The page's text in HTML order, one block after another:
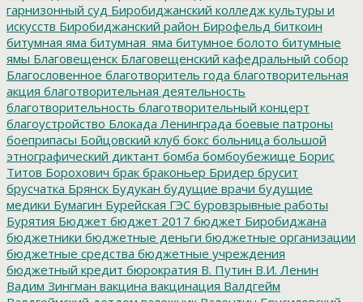
гарнизонный суд Биробиджанский колледж культуры и
искусств Биробиджанский район Бирофельд биткоин
битумная яма битумная_яма битумное болото битумные
ямы Благовещенск Благовещенский кафедральный собор
Благословенное благотворитель года благотворительная
акция благотворительная деятельность
благотворительность благотворительный концерт
благоустройство Блокада Ленинграда боевые патроны
боеприпасы Бойцовский клуб бокс больница большой
этнографический диктант бомба бомбоубежище Борис
Титов Борохович брак браконьер Бридер брусит
брусчатка Брянск Будукан будущие врачи будущие
медики Бумагин Бурейская ГЭС буровзрывные работы
Бурятия Бюджет бюджет 2017 бюджет Биробиджана
бюджетники бюджетные деньги бюджетные организации
бюджетные средства бюджетные учреждения
бюджетный кредит бюрократия В. Путин В.И. Ленин
Вадим Зингман вакцина вакцинация Валдгейм